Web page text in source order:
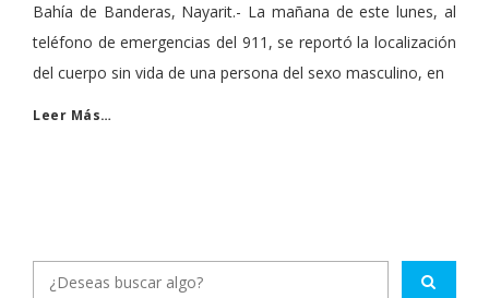
Bahía de Banderas, Nayarit.- La mañana de este lunes, al
teléfono de emergencias del 911, se reportó la localización
del cuerpo sin vida de una persona del sexo masculino, en
Leer Más…